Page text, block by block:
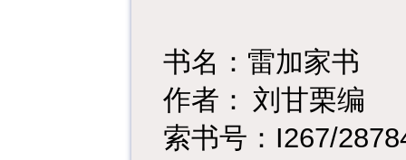
书名：雷加家书
作者： 刘甘栗编
索书号： I267/